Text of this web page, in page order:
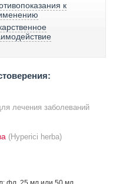
к
лечения заболеваний
(Hyperici herba)